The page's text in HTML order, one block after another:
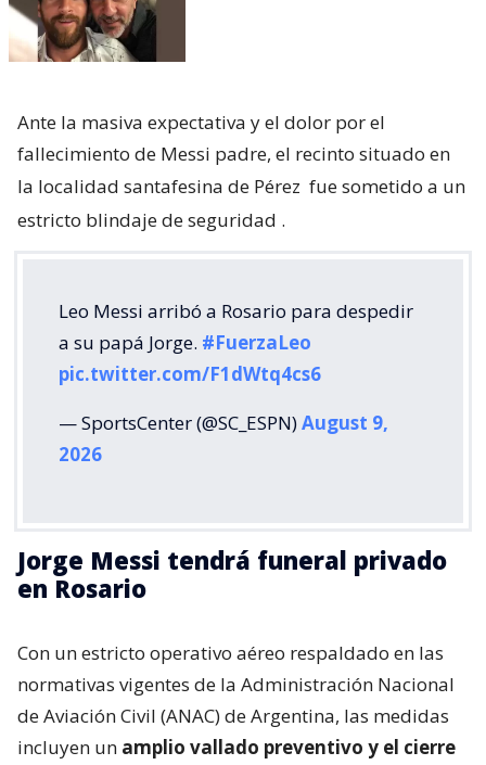
Ante la masiva expectativa y el dolor por el
fallecimiento de Messi padre, el recinto situado en
la localidad santafesina de Pérez fue sometido a un
estricto blindaje de seguridad .
Leo Messi arribó a Rosario para despedir
a su papá Jorge. #FuerzaLeo
pic.twitter.com/F1dWtq4cs6
— SportsCenter (@SC_ESPN)August 9,
2026
Jorge Messi tendrá funeral privado
en Rosario
Con un estricto operativo aéreo respaldado en las
normativas vigentes de la Administración Nacional
de Aviación Civil (ANAC) de Argentina, las medidas
incluyen un amplio vallado preventivo y el cierre